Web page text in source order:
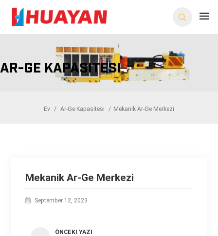
Ar-Ge Kapasitesi
Ev / Ar-Ge Kapasitesi / Mekanik Ar-Ge Merkezi
Mekanik Ar-Ge Merkezi
September 12, 2023
ÖNCEKI YAZI